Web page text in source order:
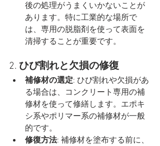
後の処理がうまくいかないことが
あります。特に工業的な場所で
は、専用の脱脂剤を使って表面を
清掃することが重要です。
2. ひび割れと欠損の修復
補修材の選定: ひび割れや欠損があ
る場合は、コンクリート専用の補
修材を使って修繕します。エポキ
シ系やポリマー系の補修材が一般
的です。
修復方法: 補修材を塗布する前に、